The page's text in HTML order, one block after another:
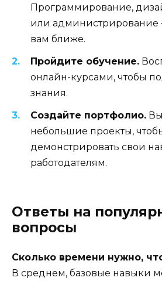
Программирование,
или администрирование
вам ближе.
Пройдите обучение.
онлайн-курсами, чтобы
знания.
Создайте портфолио.
небольшие проекты,
демонстрировать свои
работодателям.
Ответы на
вопросы
Сколько времени нужно,
В среднем, базовые навыки